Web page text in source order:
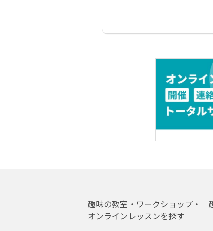
趣味の教室・ワークショップ・
オンラインレッスンを探す